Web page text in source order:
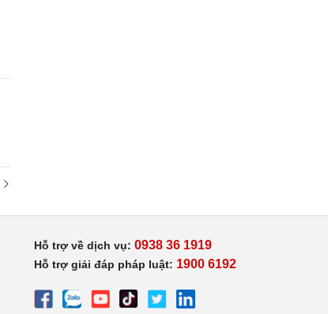
Hỗ trợ về dịch vụ: 0938 36 1919
Hỗ trợ giải đáp pháp luật: 1900 6192